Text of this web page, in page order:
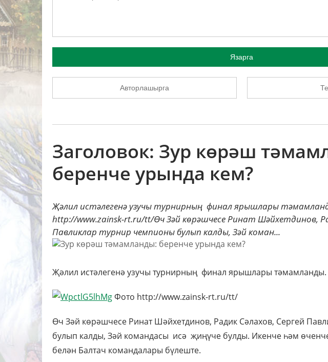
Язарга
Авторлашырга
Заголовок: Зур көрәш
беренче урында кем?
Җәлил истәлегенә узучы турнирның финал ярышлары
http://www.zainsk-rt.ru/tt/Өч Зәй көрәшчесе Ринат Шәйхетдинов,
Павликлар турнир чемпионы булып калды, Зәй коман...
Җәлил истәлегенә узучы турнирның финал ярышлары тәмамланды.
Фото http://www.zainsk-rt.ru/tt/
Өч Зәй көрәшчесе Ринат Шәйхетдинов, Радик Сәлахов, Сергей
булып калды, Зәй командасы исә җиңүче булды. Икенче һәм
белән Балтач командалары бүлеште.